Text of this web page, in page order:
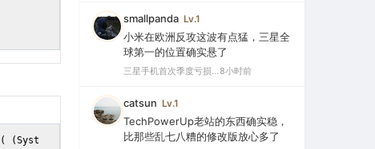
( (Syst
smallpanda Lv.1
小米在欧洲反攻这波有点猛，三星全
球第一的位置确实悬了
三星手机首次季度亏损，中国市场仅剩0.1%份额背后的三大败因 8小时前
catsun Lv.1
TechPowerUp老站的东西确实稳，
比那些乱七八糟的修改版放心多了